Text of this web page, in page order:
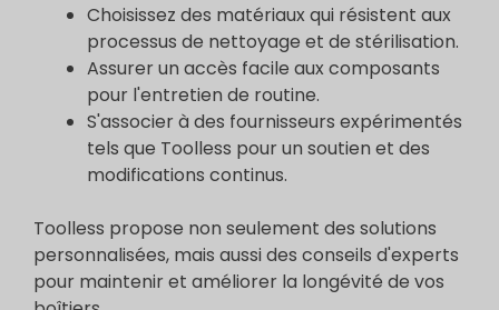
Choisissez des matériaux qui résistent aux
processus de nettoyage et de stérilisation.
Assurer un accès facile aux composants
pour l'entretien de routine.
S'associer à des fournisseurs expérimentés
tels que Toolless pour un soutien et des
modifications continus.
Toolless propose non seulement des solutions
personnalisées, mais aussi des conseils d'experts
pour maintenir et améliorer la longévité de vos